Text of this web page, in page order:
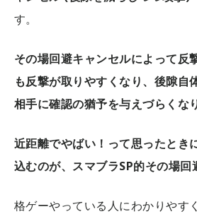
す。
その場回避キャンセルによって反
も反撃が取りやすくなり、後隙自
相手に確認の猶予を与えづらくな
近距離でやばい！って思ったとき
込むのが、スマブラSP的その場回
格ゲーやっている人にわかりやす